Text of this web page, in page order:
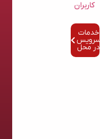
کاربران
خدمات
سرویس
در محل